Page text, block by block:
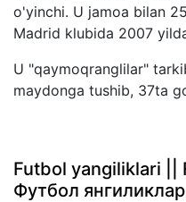
o'yinchi. U jamoa bilan
Madrid klubida 2007
U "qaymoqranglilar"
maydonga tushib, 37ta
Futbol yangiliklari ||
Футбол